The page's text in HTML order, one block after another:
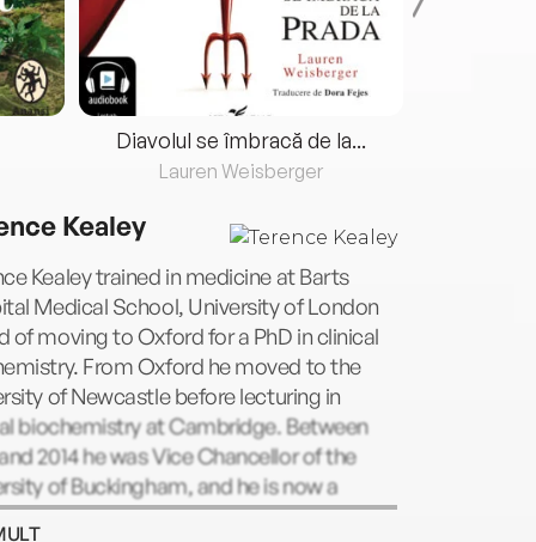
Diavolul se îmbracă de la...
Lauren Weisberger
Kealey
Kealey trained in medicine at Barts
Medical School, University of London
of moving to Oxford for a PhD in clinical
From Oxford he moved to the
of Newcastle before lecturing in
biochemistry at Cambridge. Between
2014 he was Vice Chancellor of the
of Buckingham, and he is now a
scholar at the Center for the Study of